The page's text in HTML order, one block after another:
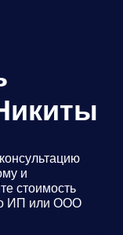
и
стоимость
ИП или ООО
данных